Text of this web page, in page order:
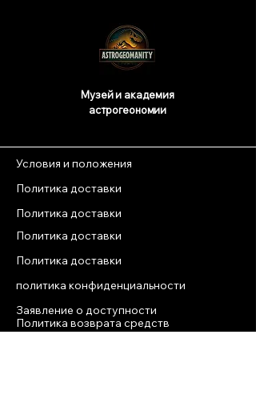
Музей и академия
астрогеономии
Условия и положения
Политика доставки
Политика доставки
Политика доставки
Политика доставки
политика конфиденциальности
Заявление о доступности
Политика возврата средств